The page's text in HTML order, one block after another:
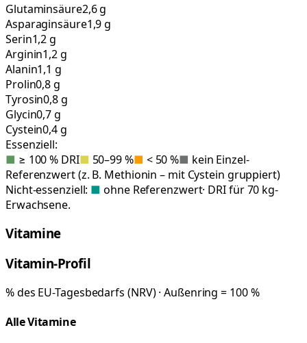
Glutaminsäure2,6 g
Asparaginsäure1,9 g
Serin1,2 g
Arginin1,2 g
Alanin1,1 g
Prolin0,8 g
Tyrosin0,8 g
Glycin0,7 g
Cystein0,4 g
Essenziell:
■ ≥ 100 % DRI■ 50–99 %■ < 50 %■ kein Einzel-
Referenzwert (z. B. Methionin – mit Cystein gruppiert)
Nicht-essenziell: ■ ohne Referenzwert· DRI für 70 kg-
Erwachsene.
Vitamine
Vitamin-Profil
% des EU-Tagesbedarfs (NRV) · Außenring = 100 %
Alle Vitamine